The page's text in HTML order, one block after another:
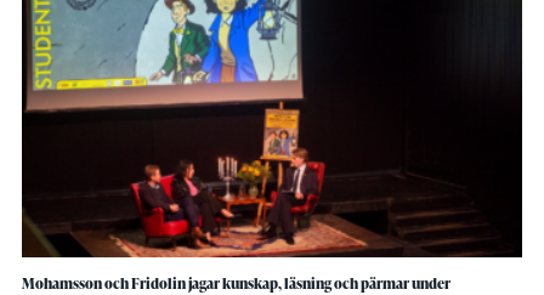
Mohamsson och Fridolin jagar kunskap, läsning och pärmar under